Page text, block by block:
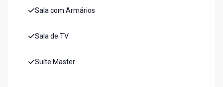
Sala com Armários
Sala de TV
Suíte Master